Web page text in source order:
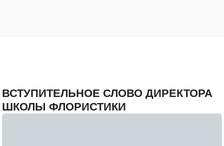
ВСТУПИТЕЛЬНОЕ СЛОВО ДИРЕКТОРА
ШКОЛЫ ФЛОРИСТИКИ